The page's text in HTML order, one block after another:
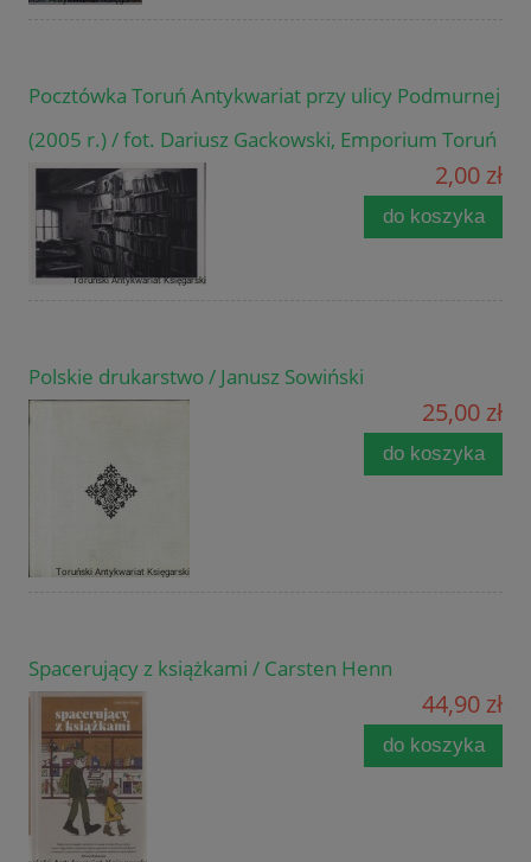
Pocztówka Toruń Antykwariat przy ulicy Podmurnej
(2005 r.) / fot. Dariusz Gackowski, Emporium Toruń
2,00 zł
do koszyka
Polskie drukarstwo / Janusz Sowiński
25,00 zł
do koszyka
Spacerujący z książkami / Carsten Henn
44,90 zł
do koszyka